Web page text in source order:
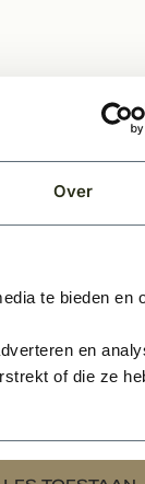
Over
te bieden en
en
of die ze